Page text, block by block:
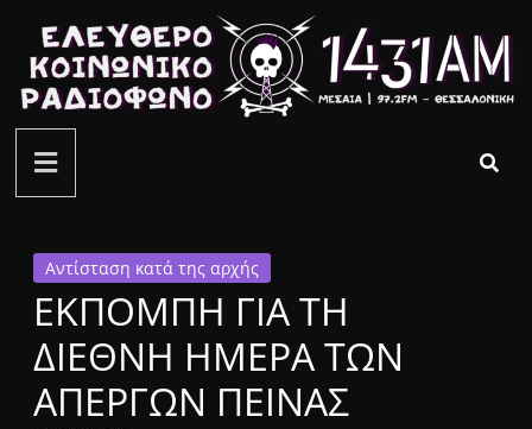
περιεχόμενο
ελεύθερο
κοινωνικό
ραδιόφωνο
1431AM
Αντίσταση κατά της αρχής
ΕΚΠΟΜΠΗ ΓΙΑ ΤΗ
ΔΙΕΘΝΗ ΗΜΕΡΑ ΤΩΝ
ΑΠΕΡΓΩΝ ΠΕΙΝΑΣ